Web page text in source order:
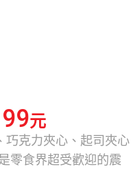
99元
巧克力夾心、起司夾心
零食界超受歡迎的震